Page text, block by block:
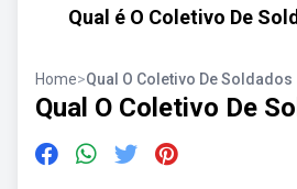
Qual é O Coletivo De
Home>Qual O Coletivo De Soldados
Qual O Coletivo De